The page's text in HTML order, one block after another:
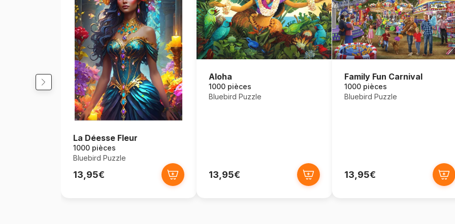
La Déesse Fleur
1000 pièces
Bluebird Puzzle
13,95€
Aloha
1000 pièces
Bluebird Puzzle
13,95€
Family Fun Carnival
1000 pièces
Bluebird Puzzle
13,95€